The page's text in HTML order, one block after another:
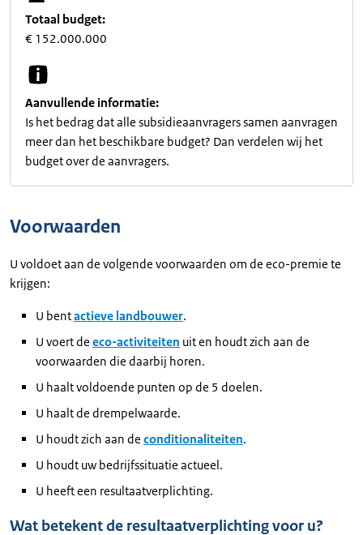
Totaal budget:
€ 152.000.000
Aanvullende informatie:
Is het bedrag dat alle subsidieaanvragers samen aanvragen
meer dan het beschikbare budget? Dan verdelen wij het
budget over de aanvragers.
Voorwaarden
U voldoet aan de volgende voorwaarden om de eco-premie te
krijgen:
U bentactieve landbouwer.
U voert de eco-activiteiten uit en houdt zich aan de
voorwaarden die daarbij horen.
U haalt voldoende punten op de 5 doelen.
U haalt de drempelwaarde.
U houdt zich aan de conditionaliteiten.
U houdt uw bedrijfssituatie actueel.
U heeft een resultaatverplichting.
Wat betekent de resultaatverplichting voor u?